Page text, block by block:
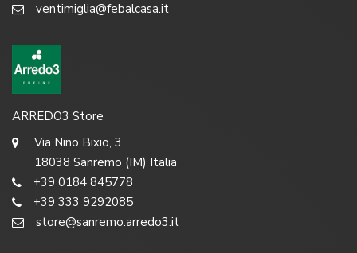
ventimiglia@febalcasa.it
ARREDO3 Store
Via Nino Bixio, 3
18038 Sanremo (IM) Italia
+39 0184 845778
+39 333 9292085
store@sanremo.arredo3.it